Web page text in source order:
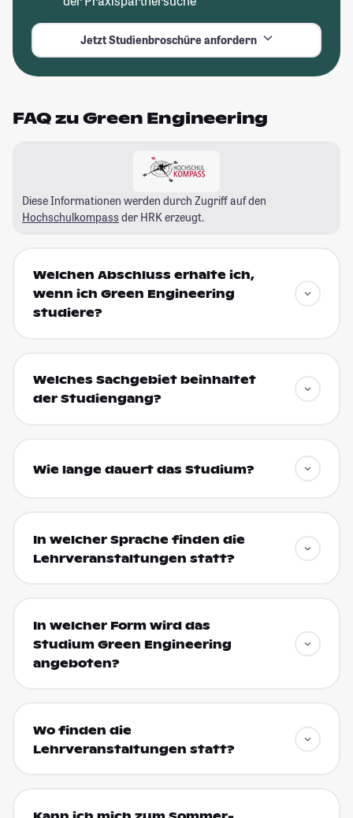
Jetzt Studienbroschüre anfordern
FAQ zu Green Engineering
Diese Informationen werden durch Zugriff auf den
Hochschulkompass der HRK erzeugt.
Welchen Abschluss erhalte ich,
wenn ich Green Engineering
studiere?
Welches Sachgebiet beinhaltet
der Studiengang?
Wie lange dauert das Studium?
In welcher Sprache finden die
Lehrveranstaltungen statt?
In welcher Form wird das
Studium Green Engineering
angeboten?
Wo finden die
Lehrveranstaltungen statt?